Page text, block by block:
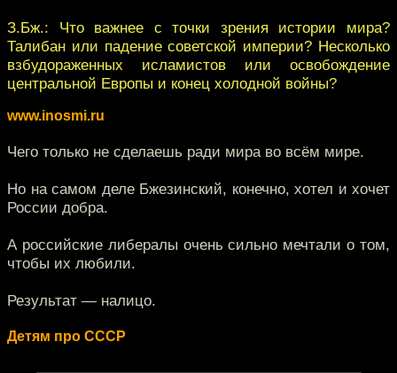
З.Бж.: Что важнее с точки зрения истории мира?
Талибан или падение советской империи? Несколько
взбудораженных исламистов или освобождение
центральной Европы и конец холодной войны?
www.inosmi.ru
Чего только не сделаешь ради мира во всём мире.
Но на самом деле Бжезинский, конечно, хотел и хочет
России добра.
А российские либералы очень сильно мечтали о том,
чтобы их любили.
Результат — налицо.
Детям про СССР